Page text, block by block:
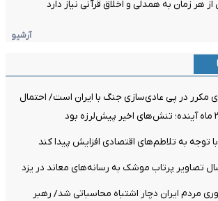
هر زمان به همدلی و اخلاق قرآنی نیاز دارد
آرشیو
مکرر در پی عادی‌سازی جنگ با ایران است/ احتمال
با توجه به تلاطم‌های اقتصادی افزایش پیدا کند
تصاویر پرتاب موشک به رسانه‌های معاند در یزد
مردم ایران دچار اشتباه محاسباتی شد/ رهبر